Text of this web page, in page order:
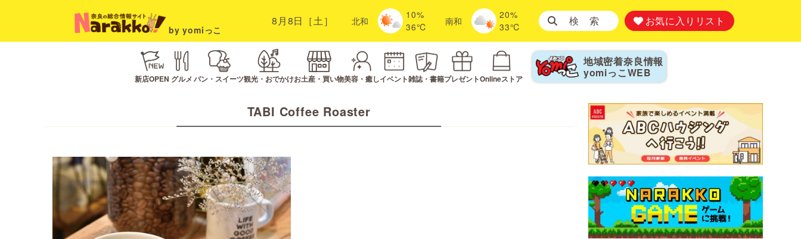
by yomiっこ
8月8日［土］ 北和
10%
36℃
南和
20%
33℃
検 索 お気に入りリスト
新店OPEN グルメ パン・スイーツ観光・おでかけお土産・買い物美容・癒しイベント雑誌・書籍プレゼントOnlineストア
地域密着奈良情報
yomiっこ WEB
TABI Coffee Roaster